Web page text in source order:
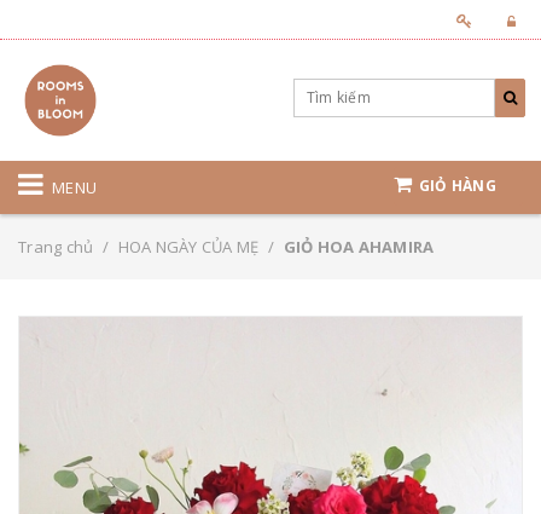
MENU GIỎ HÀNG
Trang chủ / HOA NGÀY CỦA MẸ / GIỎ HOA AHAMIRA